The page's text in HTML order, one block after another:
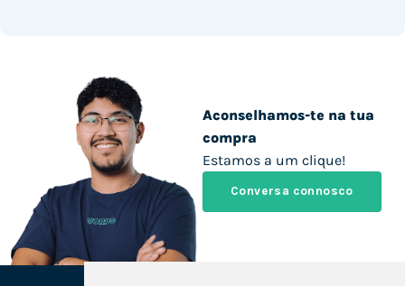
Aconselhamos-te na tua
compra
Estamos a um clique!
Conversa connosco